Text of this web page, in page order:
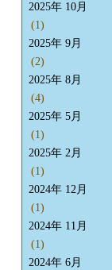
2025年 10月
(1)
2025年 9月
(2)
2025年 8月
(4)
2025年 5月
(1)
2025年 2月
(1)
2024年 12月
(1)
2024年 11月
(1)
2024年 6月